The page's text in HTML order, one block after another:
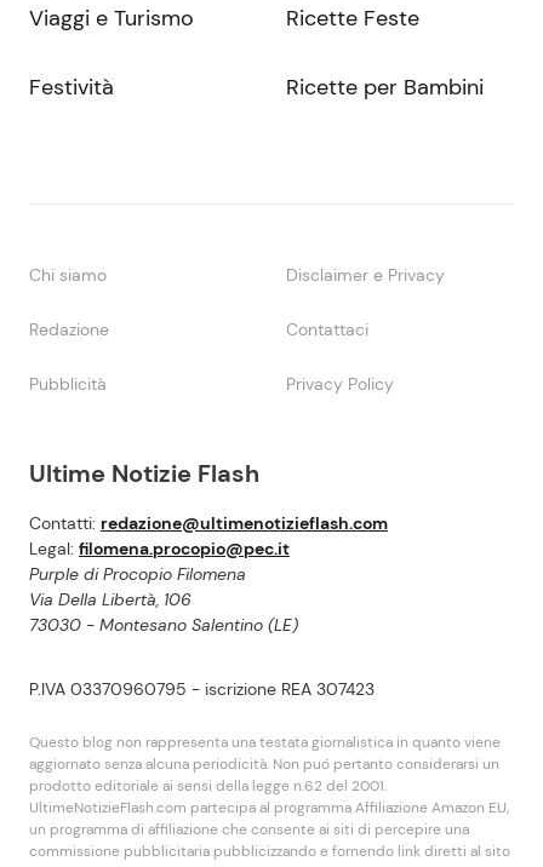
Ultime Notizie Flash
Contatti: redazione@ultimenotizieflash.com
Legal: filomena.procopio@pec.it
Purple di Procopio Filomena
Via Della Libertà, 106
73030 - Montesano Salentino (LE)
P.IVA 03370960795 - iscrizione REA 307423
Questo blog non rappresenta una testata giornalistica in quanto viene
aggiornato senza alcuna periodicità. Non puó pertanto considerarsi un
prodotto editoriale ai sensi della legge n.62 del 2001.
UltimeNotizieFlash.com partecipa al programma Affiliazione Amazon EU,
un programma di affiliazione che consente ai siti di percepire una
commissione pubblicitaria pubblicizzando e fornendo link diretti al sito
Viaggi e Turismo
Festività
Ricette Feste
Ricette per Bambini
Chi siamo Disclaimer e Privacy
Redazione Contattaci
Pubblicità Privacy Policy